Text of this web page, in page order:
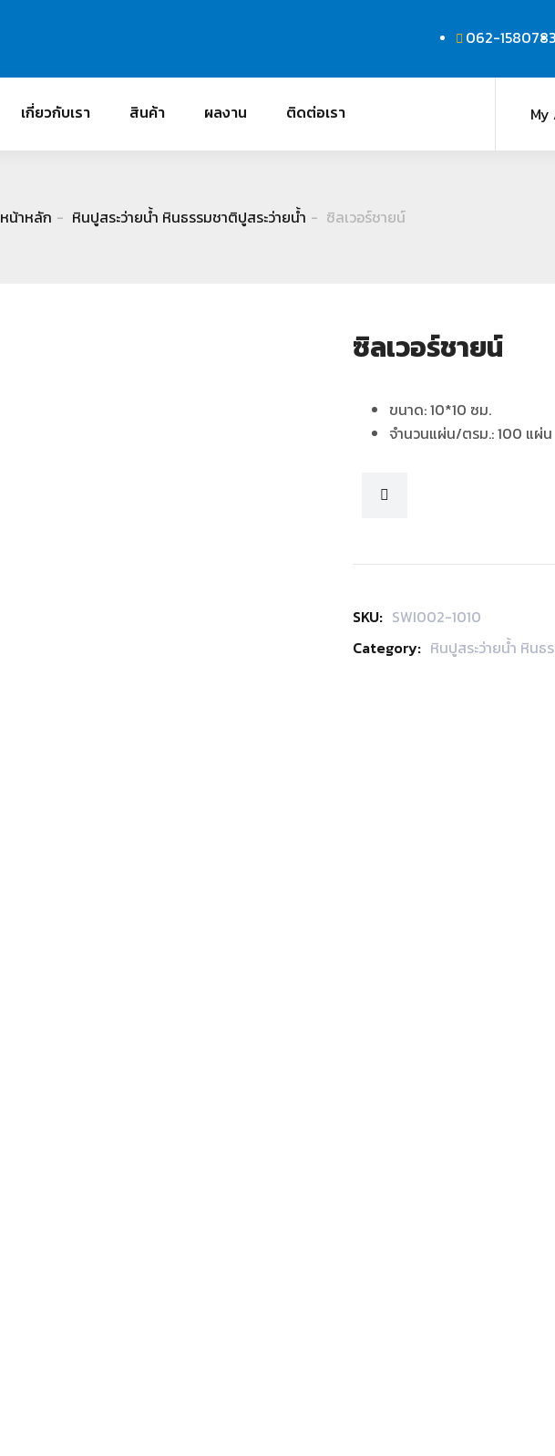
062-1580783
เกี่ยวกับเรา สินค้า ผลงาน ติดต่อเรา My
หน้าหลัก หินปูสระว่ายน้ำ หินธรรมชาติปูสระว่ายน้ำ ซิลเวอร์ชายน์
ซิลเวอร์ชายน์
ขนาด:10*10 ซม.
จำนวนแผ่น/ตรม.:100 แผ่น
SKU: SWI002-1010
Category: หินปูสระว่ายน้ำ หินธ